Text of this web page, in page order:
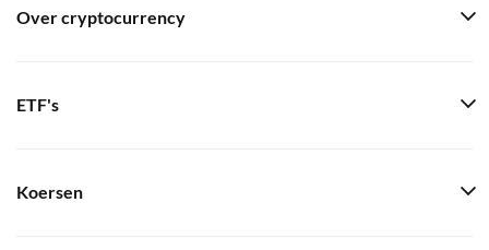
Over cryptocurrency
ETF's
Koersen